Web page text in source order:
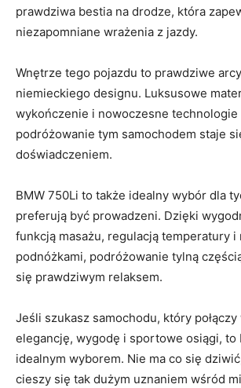
prawdziwa⁢ bestia‍ na drodze, która​
niezapomniane wrażenia z jazdy.
Wnętrze ⁤tego pojazdu to prawdziwe
niemieckiego⁢ designu. Luksusowe
wykończenie i nowoczesne ​technologie
podróżowanie tym samochodem staje
doświadczeniem.
BMW 750Li to ⁤także idealny⁢ wybór dla
⁣preferują być prowadzeni. Dzięki
funkcją⁤ masażu, regulacją temperatury i
‌podnóżkami, podróżowanie ​tylną
się ​prawdziwym relaksem.
Jeśli szukasz samochodu, który połączy‍
⁢elegancję, wygodę i​ sportowe osiągi,‍ to
idealnym⁤ wyborem. ⁢Nie ma⁣ co‍ się
cieszy się tak dużym ⁢uznaniem ‍wśród